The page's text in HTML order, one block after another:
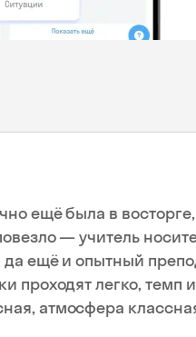
ещё была в
— учитель
да ещё и опытный
проходят легко, темп
атмосфера